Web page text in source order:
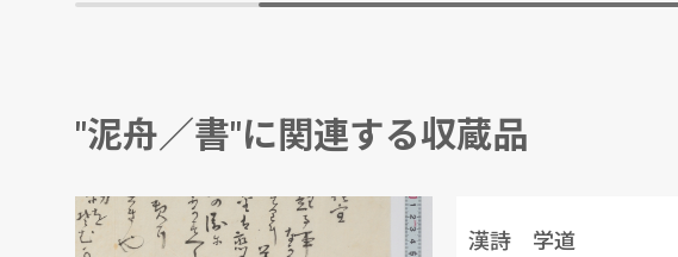
"泥舟／書"に関連する収蔵品
書 貧乏神御託宣 漢詩 学道